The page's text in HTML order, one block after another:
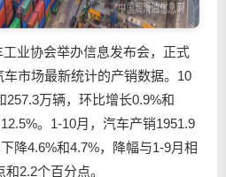
业协会举办信息发布会，正式
市场最新统计的产销数据。10
257.3万辆，环比增长0.9%和
。1-10月，汽车产销1951.9
降4.6%和4.7%，降幅与1-9月相
2.2个百分点。